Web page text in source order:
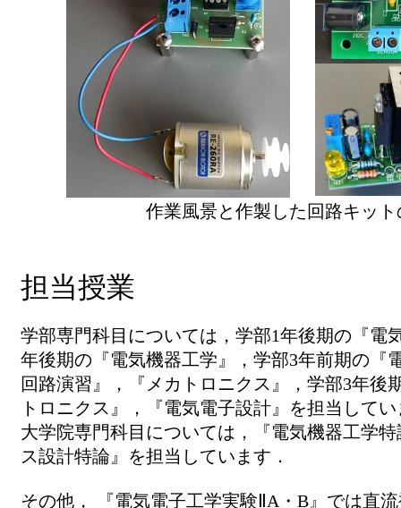
作業風景と作製した回路キット
担当授業
学部専門科目については，学部1年後期の『電
年後期の『電気機器工学』，学部3年前期の『
回路演習』，『メカトロニクス』，学部3年後
トロニクス』，『電気電子設計』を担当して
大学院専門科目については，『電気機器工学
ス設計特論』を担当しています．
その他， 『電気電子工学実験ⅡA・B』では直